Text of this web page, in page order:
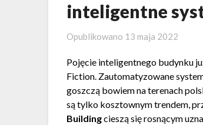
inteligentne
Opublikowano 13 maja 2022
Pojęcie inteligentnego budynku
Fiction. Zautomatyzowane
goszczą bowiem na terenach
są tylko kosztownym trendem,
Buildingcieszą się rosnącym